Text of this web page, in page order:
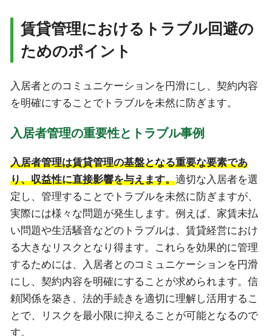
賃貸管理におけるトラブル回避の
ためのポイント
入居者とのコミュニケーションを円滑にし、契約内容
を明確にすることでトラブルを未然に防ぎます。
入居者管理の重要性とトラブル事例
入居者管理は賃貸管理の基盤となる重要な要素であ
り、収益性に直接影響を与えます。適切な入居者を選
定し、管理することでトラブルを未然に防ぎますが、
実際には様々な問題が発生します。例えば、家賃未払
い問題や生活騒音などのトラブルは、賃貸経営におけ
る大きなリスクとなり得ます。これらを効果的に管理
するためには、入居者とのコミュニケーションを円滑
にし、契約内容を明確にすることが求められます。信
頼関係を築き、法的手続きを適切に理解し活用するこ
とで、リスクを最小限に抑えることが可能となるので
す。